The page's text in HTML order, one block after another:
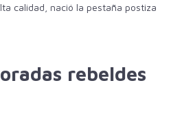
calidad, nació la pestaña postiza
rebeldes